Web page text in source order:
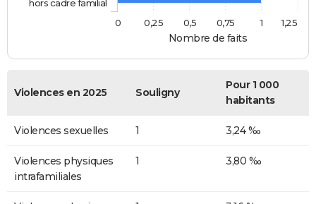
Nombre de faits
hors cadre familial
0
1
0,25 0,5 0,75 1,25
Violences en 2025 Souligny
Pour 1 000
habitants
Violences sexuelles 1 3,24 ‰
Violences physiques
intrafamiliales
1 3,80 ‰